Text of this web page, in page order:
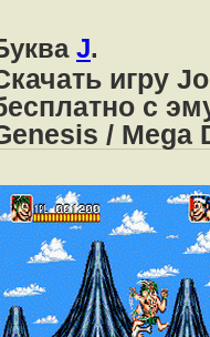
J.
игру
с
/ Mega